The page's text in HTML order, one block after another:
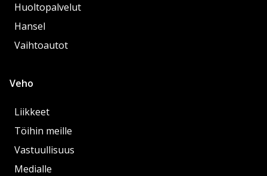
Huoltopalvelut
Hansel
Vaihtoautot
Veho
Liikkeet
Töihin meille
Vastuullisuus
Medialle